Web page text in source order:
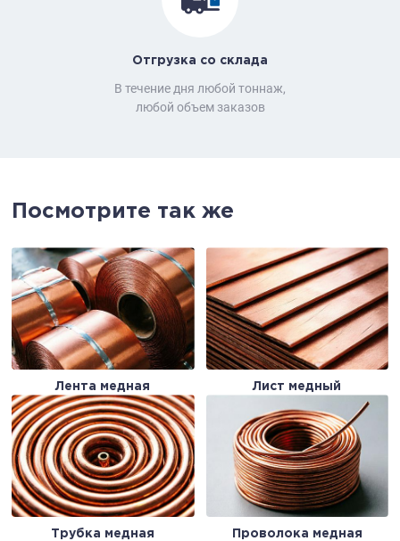
Отгрузка со склада
В течение дня любой тоннаж,
любой объем заказов
Посмотрите так же
Лента медная Лист медный
Трубка медная Проволока медная